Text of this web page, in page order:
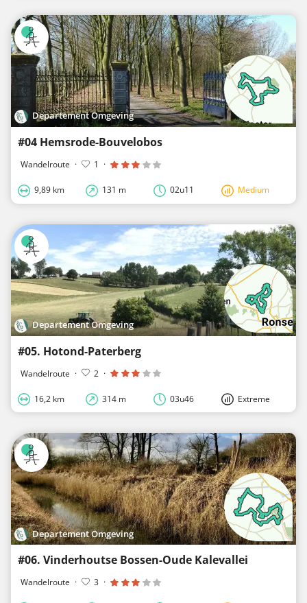
Departement Omgeving
#04 Hemsrode-Bouvelobos
Wandelroute · 1 ·
9,89 km 131 m 02u11 Medium
Departement Omgeving
#05. Hotond-Paterberg
Wandelroute · 2 ·
16,2 km 314 m 03u46 Extreme
Departement Omgeving
#06. Vinderhoutse Bossen-Oude Kalevallei
Wandelroute · 3 ·